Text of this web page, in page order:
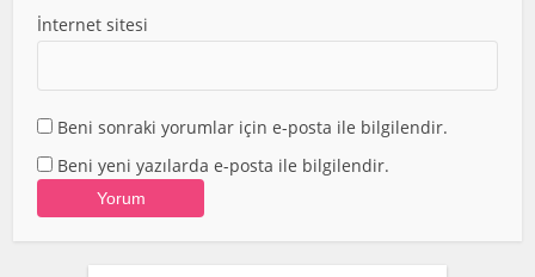
İnternet sitesi
Beni sonraki yorumlar için e-posta ile bilgilendir.
Beni yeni yazılarda e-posta ile bilgilendir.